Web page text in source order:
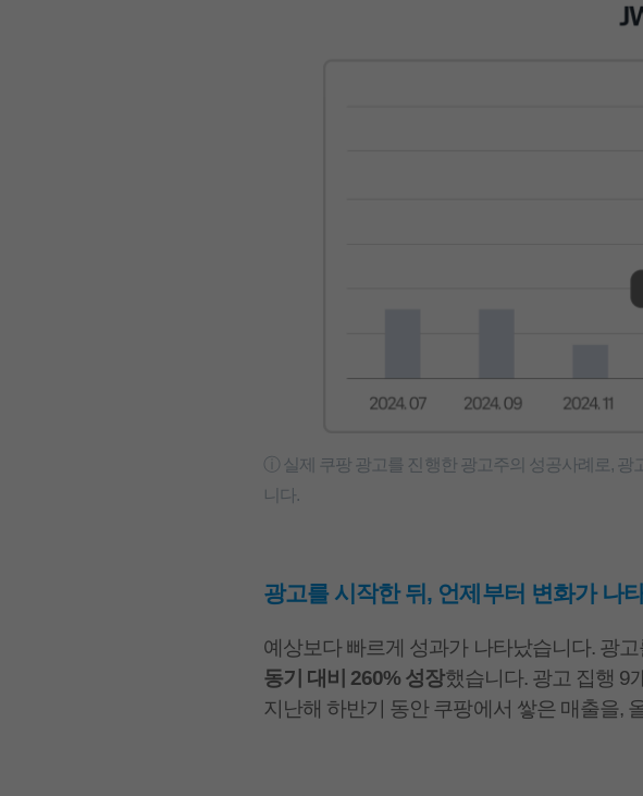
ⓘ 실제 쿠팡 광고를 진행한 광고주의 성공사례로, 광
니다.
광고를 시작한 뒤, 언제부터 변화가 나
예상보다 빠르게 성과가 나타났습니다. 광
동기 대비 260% 성장했습니다. 광고 집행 9
지난해 하반기 동안 쿠팡에서 쌓은 매출을,